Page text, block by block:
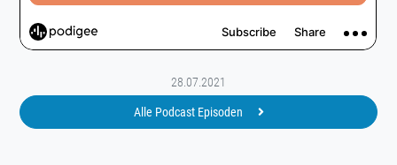
28.07.2021
Alle Podcast Episoden